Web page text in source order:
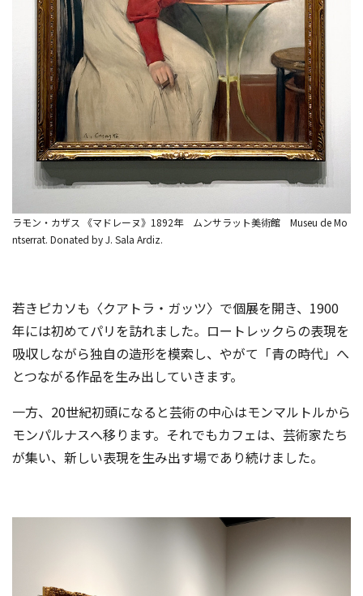
ラモン・カザス 《マドレーヌ》1892年 ムンサラット美術館 Museu de Mo
ntserrat. Donated by J. Sala Ardiz.
若きピカソも〈クアトラ・ガッツ〉で個展を開き、1900
年には初めてパリを訪れました。ロートレックらの表現を
吸収しながら独自の造形を模索し、やがて「青の時代」へ
とつながる作品を生み出していきます。
一方、20世紀初頭になると芸術の中心はモンマルトルから
モンパルナスへ移ります。それでもカフェは、芸術家たち
が集い、新しい表現を生み出す場であり続けました。